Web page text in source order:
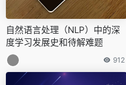
自然语言处理（NLP）中的深
度学习发展史和待解难题
912